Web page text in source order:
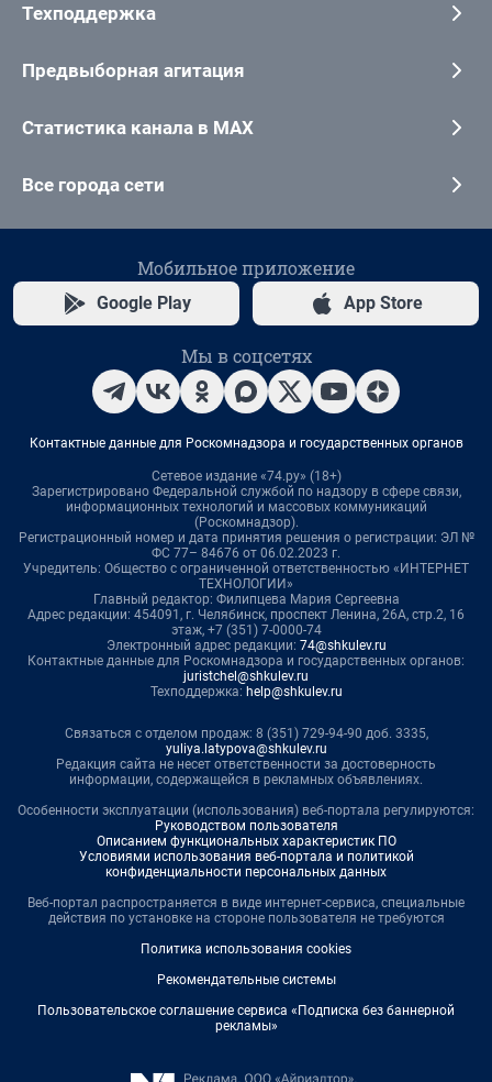
Техподдержка
Предвыборная агитация
Статистика канала в MAX
Все города сети
Мобильное приложение
Google Play App Store
Мы в соцсетях
Контактные данные для Роскомнадзора и государственных органов
Сетевое издание «74.ру» (18+)
Зарегистрировано Федеральной службой по надзору в сфере связи,
информационных технологий и массовых коммуникаций
(Роскомнадзор).
Регистрационный номер и дата принятия решения о регистрации: ЭЛ №
ФС 77– 84676 от 06.02.2023 г.
Учредитель: Общество с ограниченной ответственностью «ИНТЕРНЕТ
ТЕХНОЛОГИИ»
Главный редактор: Филипцева Мария Сергеевна
Адрес редакции: 454091, г. Челябинск, проспект Ленина, 26А, стр.2, 16
этаж, +7 (351) 7-0000-74
Электронный адрес редакции: 74@shkulev.ru
Контактные данные для Роскомнадзора и государственных органов:
juristchel@shkulev.ru
Техподдержка: help@shkulev.ru
Связаться с отделом продаж: 8 (351) 729-94-90 доб. 3335,
yuliya.latypova@shkulev.ru
Редакция сайта не несет ответственности за достоверность
информации, содержащейся в рекламных объявлениях.
Особенности эксплуатации (использования) веб-портала регулируются:
Руководством пользователя
Описанием функциональных характеристик ПО
Условиями использования веб-портала и политикой
конфиденциальности персональных данных
Веб-портал распространяется в виде интернет-сервиса, специальные
действия по установке на стороне пользователя не требуются
Политика использования cookies
Рекомендательные системы
Пользовательское соглашение сервиса «Подписка без баннерной
рекламы»